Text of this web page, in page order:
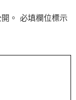
。 必填欄位標示